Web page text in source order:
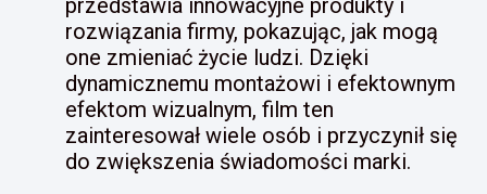
rozwiązania firmy, pokazując, jak mogą
one zmieniać życie ludzi. Dzięki
dynamicznemu montażowi i efektownym
efektom wizualnym, film ten
zainteresował wiele osób i przyczynił się
do zwiększenia świadomości marki.